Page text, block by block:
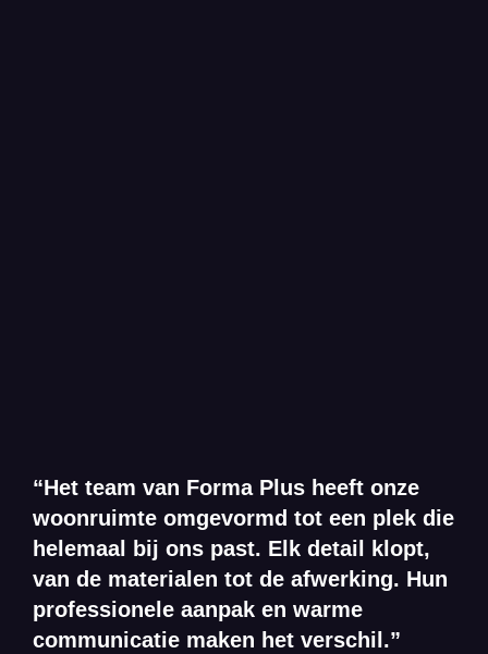
“Het team van Forma Plus heeft onze
woonruimte omgevormd tot een plek die
helemaal bij ons past. Elk detail klopt,
van de materialen tot de afwerking. Hun
professionele aanpak en warme
communicatie maken het verschil.”